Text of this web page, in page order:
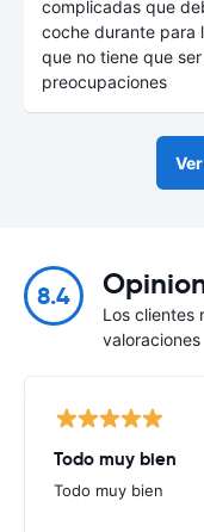
complicadas que
coche durante para
que no tiene que
preocupaciones
8.4
Los clientes
valoraciones
Todo muy bien
Todo muy bien